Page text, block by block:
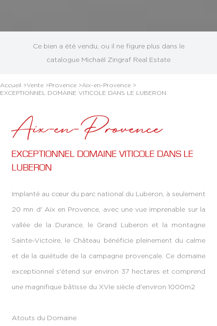
Ce bien a été vendu, ou il ne figure plus dans le
catalogue Michaël Zingraf Real Estate
Accueil >Vente >Provence >Aix-en-Provence >
EXCEPTIONNEL DOMAINE VITICOLE DANS LE LUBERON
Aix-en-Provence
EXCEPTIONNEL DOMAINE VITICOLE DANS LE
LUBERON
Implanté au cœur du parc national du Luberon, à seulement
20 mn d' Aix en Provence, avec une vue imprenable sur la
vallée de la Durance, le Grand Luberon et la montagne
Sainte-Victoire, le Château bénéficie pleinement du calme
et de la quiétude de la campagne provençale. Ce domaine
exceptionnel s'étend sur environ 37 hectares et comprend
une magnifique bâtisse du XVIe siècle d'environ 1000m2
Atouts du Domaine